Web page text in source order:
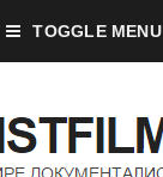
TOGGLE MENU